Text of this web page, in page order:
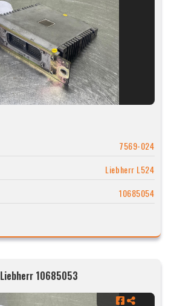
7569-024
Liebherr L524
10685054
Liebherr 10685053